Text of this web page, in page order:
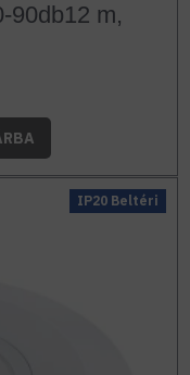
90db12 m,
IP20 Beltéri